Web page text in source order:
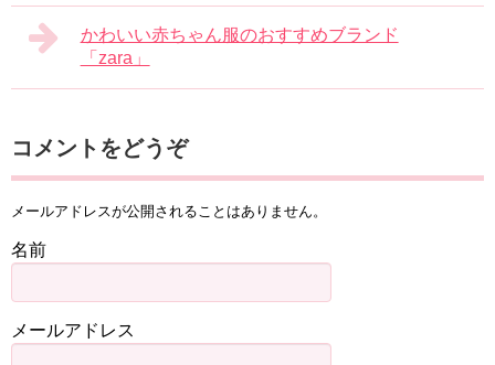
かわいい赤ちゃん服のおすすめブランド
「zara」
コメントをどうぞ
メールアドレスが公開されることはありません。
名前
メールアドレス